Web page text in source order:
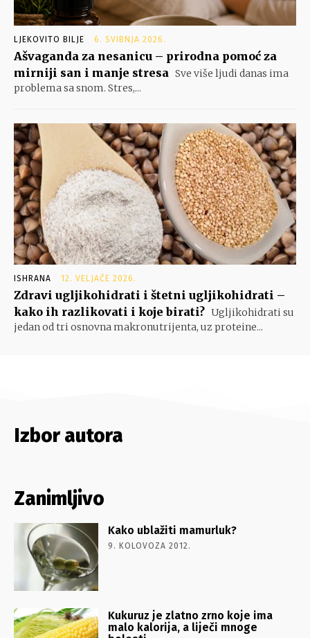
LJEKOVITO BILJE 6. SVIBNJA 2026.
Ašvaganda za nesanicu – prirodna pomoć za
mirniji san i manje stresa Sve više ljudi danas ima
problema sa snom. Stres,...
ISHRANA 12. VELJAČE 2026.
Zdravi ugljikohidrati i štetni ugljikohidrati –
kako ih razlikovati i koje birati? Ugljikohidrati su
jedan od tri osnovna makronutrijenta, uz proteine...
Izbor autora
Zanimljivo
Kako ublažiti mamurluk?
9. KOLOVOZA 2012.
Kukuruz je zlatno zrno koje ima
malo kalorija, a liječi mnoge